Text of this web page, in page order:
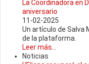
La Coordinadora en
aniversario
11-02-2025
Un artículo de Salva
de la plataforma.
Leer más...
Noticias